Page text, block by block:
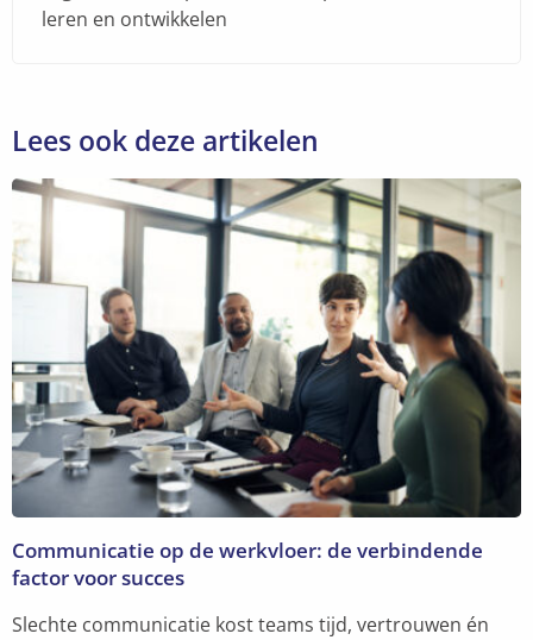
leren en ontwikkelen
Lees ook deze artikelen
Communicatie op de werkvloer: de verbindende
factor voor succes
Slechte communicatie kost teams tijd, vertrouwen én